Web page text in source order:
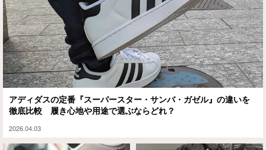
アディダスの定番『スーパースター・サンバ・ガゼル』の違いを
徹底比較 履き心地や用途で選ぶならどれ？
2026.04.03